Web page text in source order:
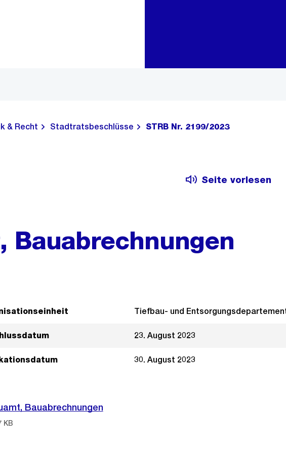
& Recht Stadtratsbeschlüsse STRB Nr. 2199/2023
Seite vorlesen
Bauabrechnungen
Tiefbau- und
23. August 2023
30. August 2023
Bauabrechnungen
KB